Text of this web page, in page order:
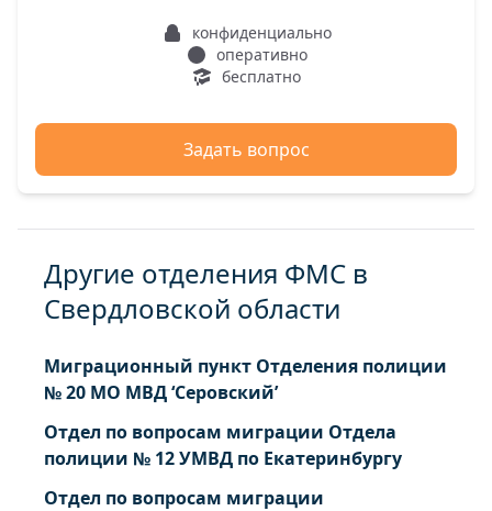
конфиденциально
оперативно
бесплатно
Задать вопрос
Другие отделения ФМС в
Свердловской области
Миграционный пункт Отделения полиции
№ 20 МО МВД ‘Серовский’
Отдел по вопросам миграции Отдела
полиции № 12 УМВД по Екатеринбургу
Отдел по вопросам миграции